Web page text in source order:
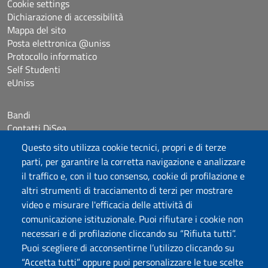
Questo sito utilizza cookie tecnici, propri e di terze
parti, per garantire la corretta navigazione e analizzare
il traffico e, con il tuo consenso, cookie di profilazione e
altri strumenti di tracciamento di terzi per mostrare
video e misurare l'efficacia delle attività di
comunicazione istituzionale. Puoi rifiutare i cookie non
necessari e di profilazione cliccando su “Rifiuta tutti”.
Puoi scegliere di acconsentirne l’utilizzo cliccando su
“Accetta tutti” oppure puoi personalizzare le tue scelte
Università degli Studi di Sassari
Dipartimento di Scienze Economiche e Aziendali
Via Muroni 25, 07100 Sassari
Tel: +39 079 213001
Cookie settings
Dichiarazione di accessibilità
Mappa del sito
Posta elettronica @uniss
Protocollo informatico
Self Studenti
eUniss
Bandi
Contatti DiSea
Occupazione giornaliera aule
Prenotazione Sala riunioni
Seguici su